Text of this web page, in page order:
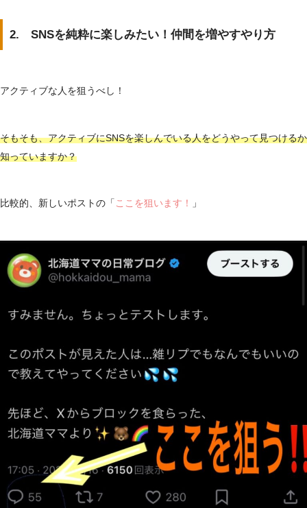
2. SNSを純粋に楽しみたい！仲間を増やすやり方
アクティブな人を狙うべし！
そもそも、アクティブにSNSを楽しんでいる人をどうやって見つけるか
知っていますか？
比較的、新しいポストの「 ここを狙います！ 」